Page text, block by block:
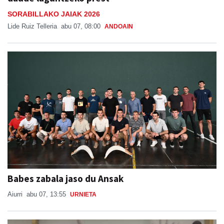
Lide Ruiz Telleria abu 07, 08:00
Babes zabala jaso du Ansak